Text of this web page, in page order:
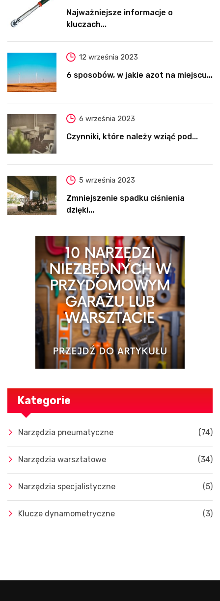
Najważniejsze informacje o
kluczach...
12 września 2023
6 sposobów, w jakie azot na miejscu...
6 września 2023
Czynniki, które należy wziąć pod...
5 września 2023
Zmniejszenie spadku ciśnienia
dzięki...
Kategorie
Narzędzia pneumatyczne (74)
Narzędzia warsztatowe (34)
Narzędzia specjalistyczne (5)
Klucze dynamometryczne (3)